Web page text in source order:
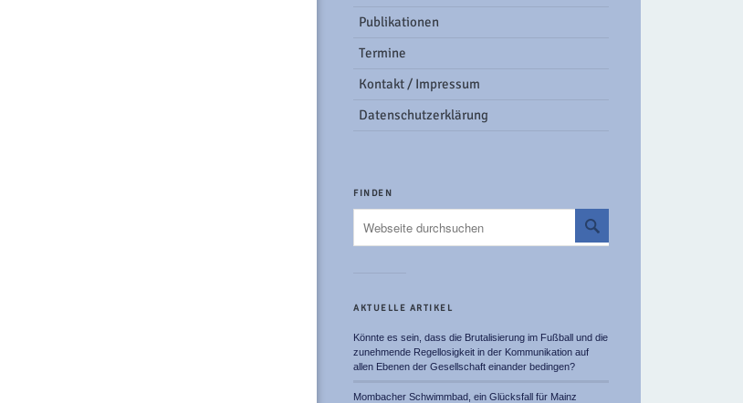
Publikationen
Termine
Kontakt / Impressum
Datenschutzerklärung
FINDEN
AKTUELLE ARTIKEL
Könnte es sein, dass die Brutalisierung im Fußball und die
zunehmende Regellosigkeit in der Kommunikation auf
allen Ebenen der Gesellschaft einander bedingen?
Mombacher Schwimmbad, ein Glücksfall für Mainz